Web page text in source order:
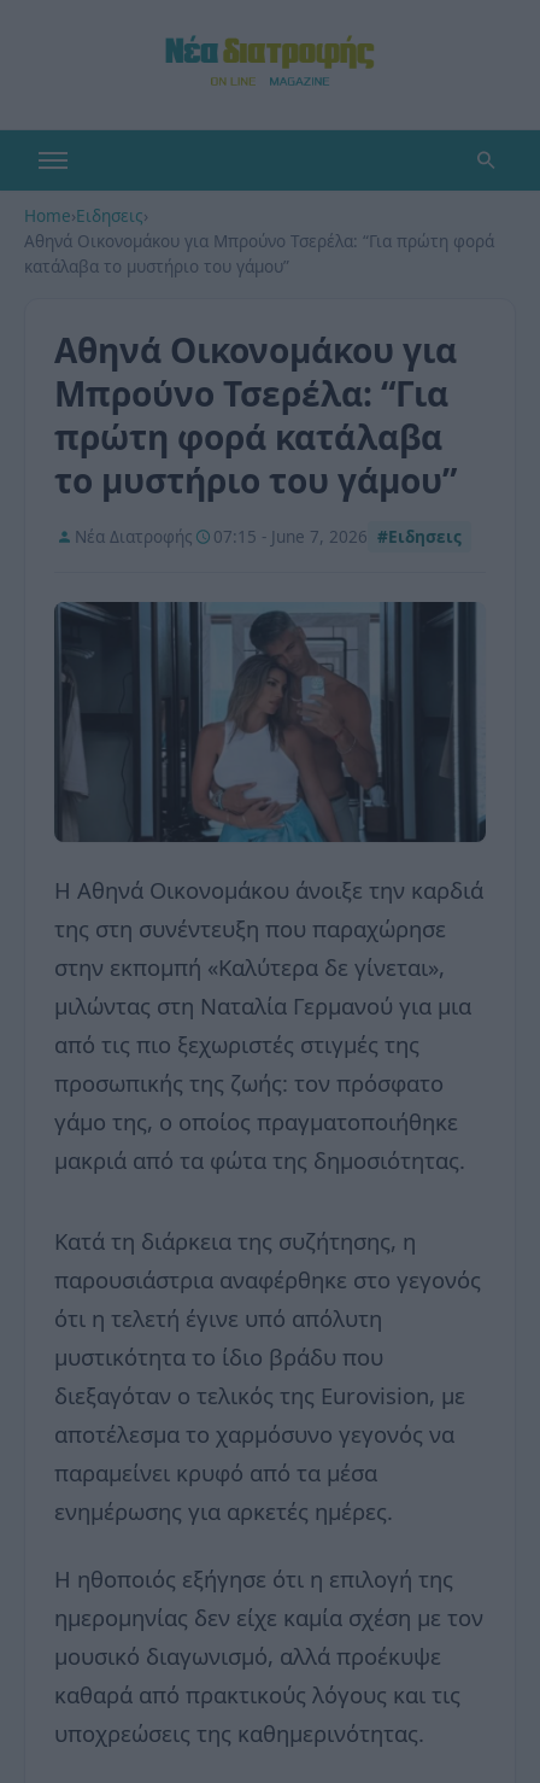
Home›Ειδησεις›
Αθηνά Οικονομάκου για Μπρούνο Τσερέλα: “Για πρώτη φορά
κατάλαβα το μυστήριο του γάμου”
Αθηνά Οικονομάκου για
Μπρούνο Τσερέλα: “Για
πρώτη φορά κατάλαβα
το μυστήριο του γάμου”
Νέα Διατροφής 07:15 - June 7, 2026 #Ειδησεις
Η Αθηνά Οικονομάκου άνοιξε την καρδιά
της στη συνέντευξη που παραχώρησε
στην εκπομπή «Καλύτερα δε γίνεται»,
μιλώντας στη Ναταλία Γερμανού για μια
από τις πιο ξεχωριστές στιγμές της
προσωπικής της ζωής: τον πρόσφατο
γάμο της, ο οποίος πραγματοποιήθηκε
μακριά από τα φώτα της δημοσιότητας.
Κατά τη διάρκεια της συζήτησης, η
παρουσιάστρια αναφέρθηκε στο γεγονός
ότι η τελετή έγινε υπό απόλυτη
μυστικότητα το ίδιο βράδυ που
διεξαγόταν ο τελικός της Eurovision, με
αποτέλεσμα το χαρμόσυνο γεγονός να
παραμείνει κρυφό από τα μέσα
ενημέρωσης για αρκετές ημέρες.
Η ηθοποιός εξήγησε ότι η επιλογή της
ημερομηνίας δεν είχε καμία σχέση με τον
μουσικό διαγωνισμό, αλλά προέκυψε
καθαρά από πρακτικούς λόγους και τις
υποχρεώσεις της καθημερινότητας.